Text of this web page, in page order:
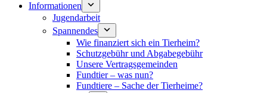
Informationen
Jugendarbeit
Spannendes
Wie finanziert sich ein Tierheim?
Schutzgebühr und Abgabegebühr
Unsere Vertragsgemeinden
Fundtier – was nun?
Fundtiere – Sache der Tierheime?